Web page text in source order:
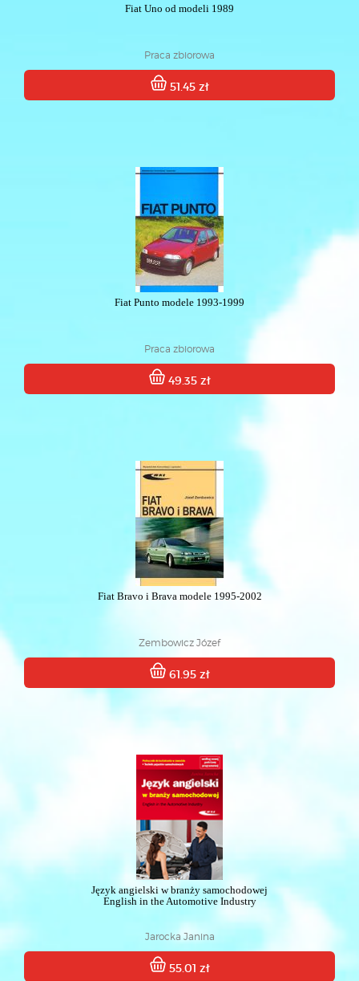
Fiat Uno od modeli 1989
Praca zbiorowa
51.45 zł
Fiat Punto modele 1993-1999
Praca zbiorowa
49.35 zł
Fiat Bravo i Brava modele 1995-2002
Zembowicz Józef
61.95 zł
Język angielski w branży samochodowej
English in the Automotive Industry
Jarocka Janina
55.01 zł